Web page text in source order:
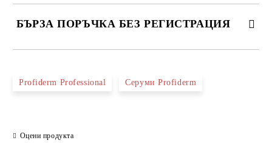
БЪРЗА ПОРЪЧКА БЕЗ РЕГИСТРАЦИЯ
Ние ще се свържем с вас в рамките на работния ден.
Profiderm Professional Серуми Profiderm
Оцени продукта